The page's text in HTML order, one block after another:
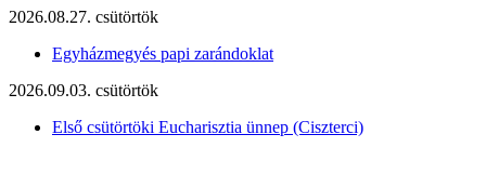
2026.08.27. csütörtök
Egyházmegyés papi zarándoklat
2026.09.03. csütörtök
Első csütörtöki Eucharisztia ünnep (Ciszterci)